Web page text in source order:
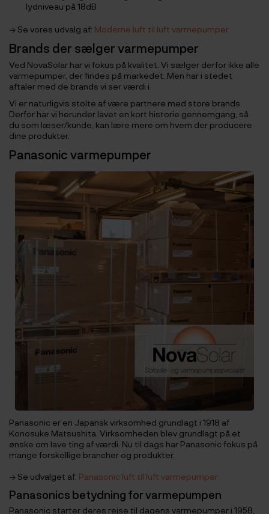
lydniveau på 18dB
→ Se vores udvalg af: Moderne luft til luft varmepumper
Brands der sælger varmepumper
Ved NovaSolar har vi fokus på kvalitet. Vi sælger derfor ikke alle
varmepumper, der findes på markedet. Men har i stedet
aftaler med de brands vi ser værdi i.
Vi er naturligvis stolte af være partnere med store brands.
Derfor har vi herunder lavet en kort historie gennemgang, så
du som læser/kunde, kan lære mere om hvem der producere
dine produkter.
Panasonic varmepumper
Panasonic er en Japansk virksomhed grundlagt i 1918 af
Konosuke Matsushita. Virksomheden blev grundlagt på et
ønske om lave ting af værdi. Nu til dags har Panasonic fokus på
mange forskellige brancher og produkter.
→ Se udvalget af: Panasonic luft til luft varmepumper
Panasonics betydning for varmepumpen
Panasonic starter deres rejse til dagens varmepumper i 1958,